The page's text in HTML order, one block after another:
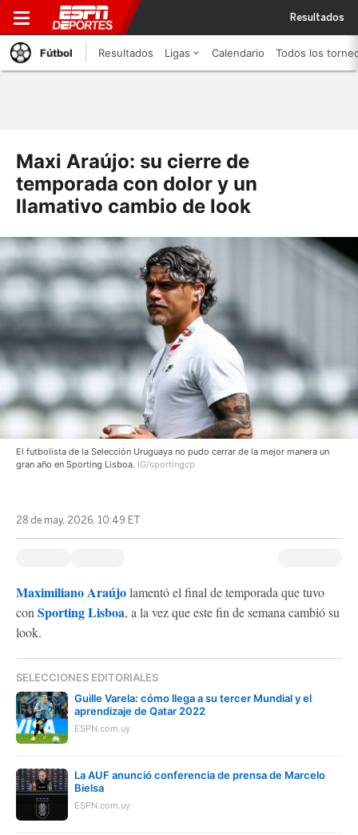
Resultados
Fútbol Resultados Ligas Calendario Todos los
Maxi Araújo: su cierre de
temporada con dolor y un
llamativo cambio de look
El futbolista de la Selección Uruguaya no pudo cerrar de la mejor manera un
gran año en Sporting Lisboa. IG/sportingcp
28 de may, 2026, 10:49 ET
Maximiliano Araújolamentó el final de temporada que tuvo
con Sporting Lisboa, a la vez que este fin de semana cambió su
look.
SELECCIONES EDITORIALES
Guille Varela: cómo llega a su tercer Mundial y el
aprendizaje de Qatar 2022
ESPN.com.uy
La AUF anunció conferencia de prensa de Marcelo
Bielsa
ESPN.com.uy